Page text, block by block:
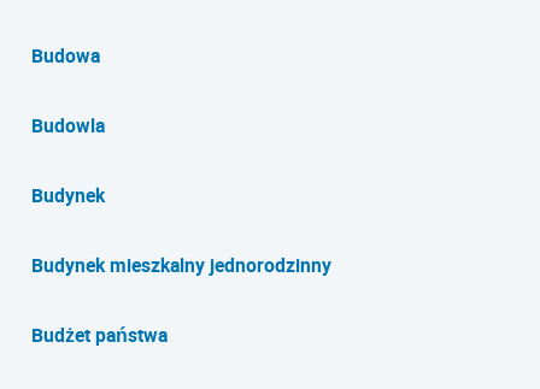
Budowa
Budowla
Budynek
Budynek mieszkalny jednorodzinny
Budżet państwa